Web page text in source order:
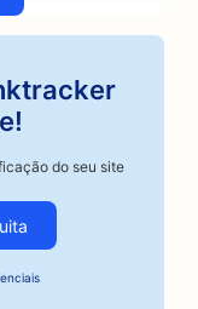
do seu site